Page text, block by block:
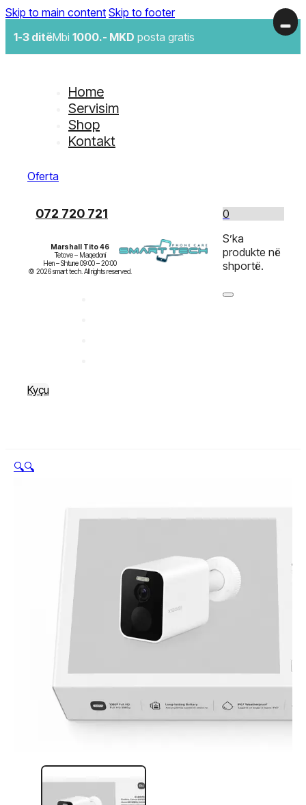
Skip to main content Skip to footer
1-3 ditëMbi 1000.- MKD posta gratis
Home
Servisim
Shop
Kontakt
Oferta
072 720 721
Marshall Tito 46
Tetove – Maqedoni
Hen – Shtune 09:00 – 20:00
Kyçu
0
S’ka
produkte në
shportë.
🔍🔍